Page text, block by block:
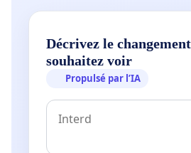
Décrivez le
souhaitez voir
Propulsé par l’IA